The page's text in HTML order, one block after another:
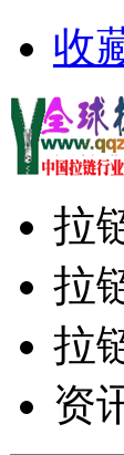
收
拉
拉
拉
资